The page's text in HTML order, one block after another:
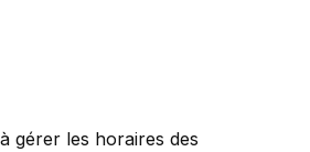
gérer les horaires des